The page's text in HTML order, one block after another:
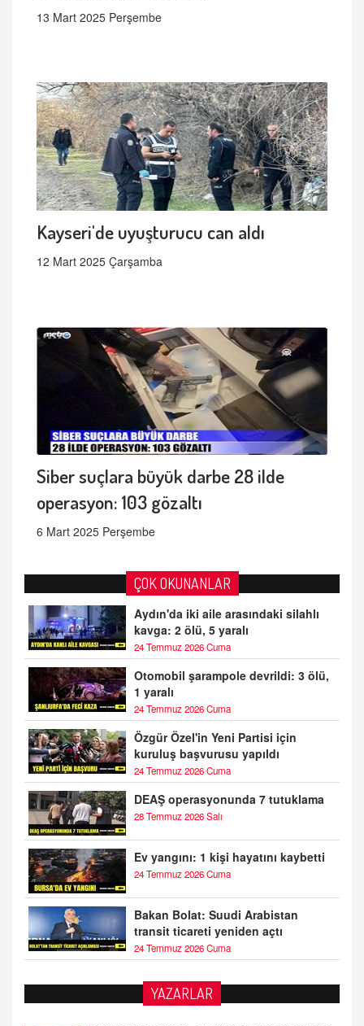
13 Mart 2025 Perşembe
Kayseri'de uyuşturucu can aldı
12 Mart 2025 Çarşamba
Siber suçlara büyük darbe 28 ilde
operasyon: 103 gözaltı
6 Mart 2025 Perşembe
ÇOK OKUNANLAR
Aydın'da iki aile arasındaki silahlı
kavga: 2 ölü, 5 yaralı
24 Temmuz 2026 Cuma
Otomobil şarampole devrildi: 3 ölü,
1 yaralı
24 Temmuz 2026 Cuma
Özgür Özel'in Yeni Partisi için
kuruluş başvurusu yapıldı
24 Temmuz 2026 Cuma
DEAŞ operasyonunda 7 tutuklama
28 Temmuz 2026 Salı
Ev yangını: 1 kişi hayatını kaybetti
24 Temmuz 2026 Cuma
Bakan Bolat: Suudi Arabistan
transit ticareti yeniden açtı
24 Temmuz 2026 Cuma
YAZARLAR